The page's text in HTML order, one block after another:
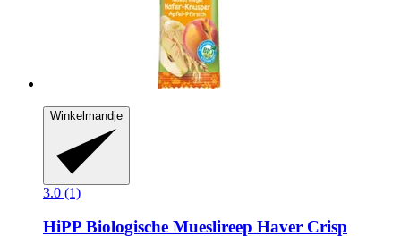
Winkelmandje
3.0 (1)
HiPP Biologische Mueslireep Haver Crisp